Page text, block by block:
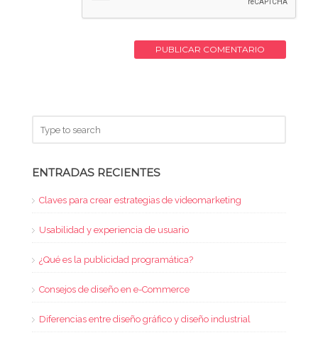
ENTRADAS RECIENTES
Claves para crear estrategias de videomarketing
Usabilidad y experiencia de usuario
¿Qué es la publicidad programática?
Consejos de diseño en e-Commerce
Diferencias entre diseño gráfico y diseño industrial